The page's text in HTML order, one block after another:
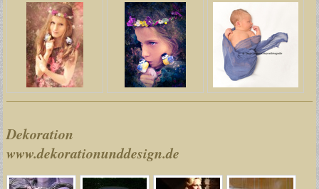
Dekoration
www.dekorationunddesign.de